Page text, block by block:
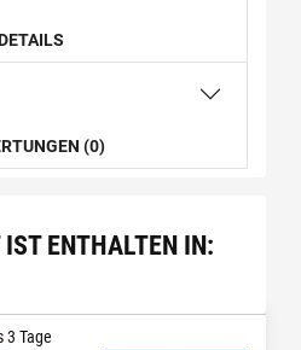
(0)
IST ENTHALTEN IN:
3 Tage